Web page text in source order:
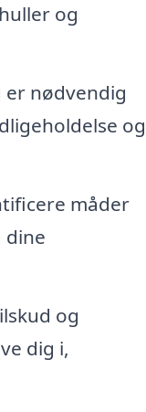
og
nødvendig
og
måder
dine
og
dig i,